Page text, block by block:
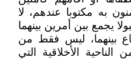
به مكتوبا عندهم، لا
يجمع بين أمرين بينهما
بينهما، ليس فقط من
الناحية الأخلاقية التي